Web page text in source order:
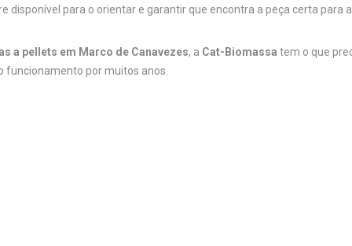
disponível para o orientar e garantir que encontra a peça certa para
a pellets em Marco de Canavezes, a Cat-Biomassa tem o que
por muitos anos.